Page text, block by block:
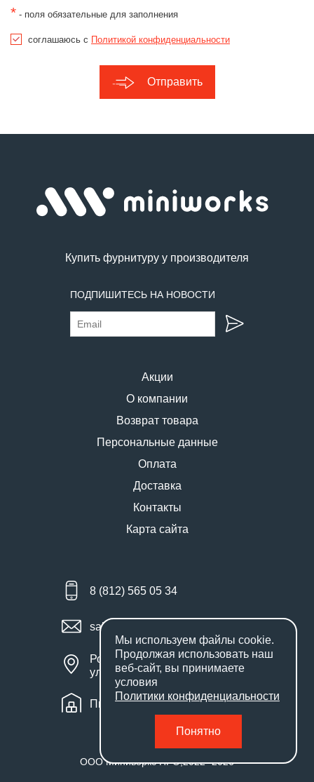
* - поля обязательные для заполнения
соглашаюсь с Политикой конфиденциальности
Отправить
Купить фурнитуру у производителя
ПОДПИШИТЕСЬ НА НОВОСТИ
Акции
О компании
Возврат товара
Персональные данные
Оплата
Доставка
Контакты
Карта сайта
8 (812) 565 05 34
sales@miniworks.ru
Россия, Санкт-Петербург,
улица Маршала Новикова, 28Е
Пн – Пт: с 9:00 до 18:00
ООО Миниворкс ПРО,2022- 2026
Мы используем файлы cookie.
Продолжая использовать наш
веб-сайт, вы принимаете
условия
Политики конфиденциальности
Понятно